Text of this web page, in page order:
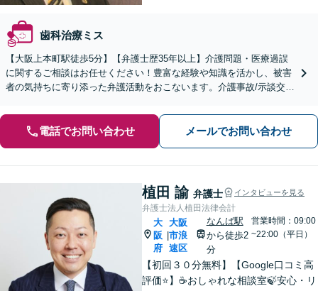
歯科治療ミス
【大阪上本町駅徒歩5分】【弁護士歴35年以上】介護問題・医療過誤
に関するご相談はお任せください！豊富な経験や知識を活かし、被害
者の気持ちに寄り添った弁護活動をおこないます。介護事故/示談交
電話でお問い合わせ メールでお問い合わせ
植田 諭 弁護士 インタビューを見る
弁護士法人植田法律会計
大
阪
府
大阪
市浪
速区
なんば駅
から徒歩2
分
営業時間：09:00
~22:00（平日）
【初回３０分無料】【Google口コミ高
評価⭐️】☕️おしゃれな相談室🍃安心・リ